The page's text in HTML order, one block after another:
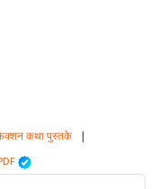
कथा पुस्तके |